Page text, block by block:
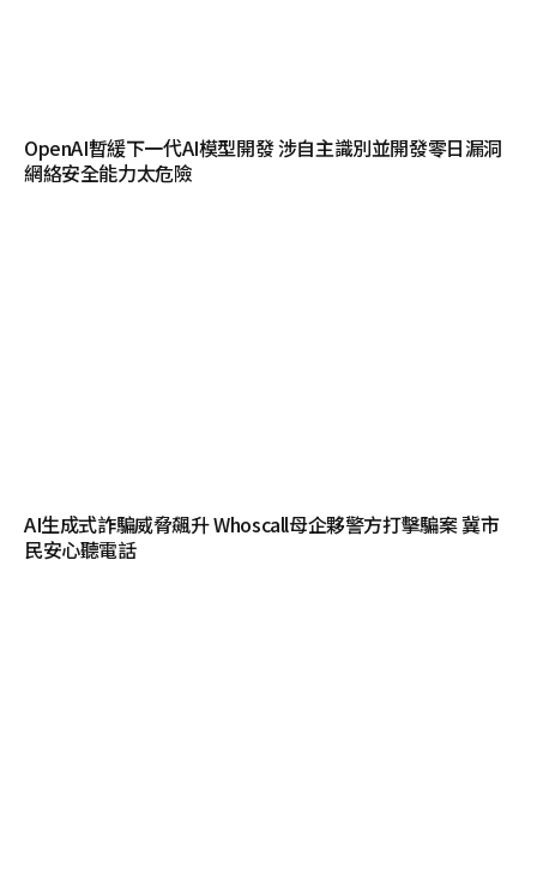
OpenAI暫緩下一代AI模型開發 涉自主識別並開發零日漏洞
網絡安全能力太危險
AI生成式詐騙威脅飆升 Whoscall母企夥警方打擊騙案 冀市
民安心聽電話